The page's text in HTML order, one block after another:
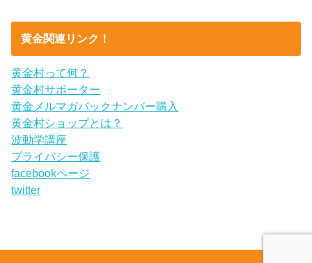
黄金関連リンク！
黄金村って何？
黄金村サポーター
黄金メルマガバックナンバー購入
黄金村ショップとは？
波動学講座
プライバシー保護
facebookページ
twitter